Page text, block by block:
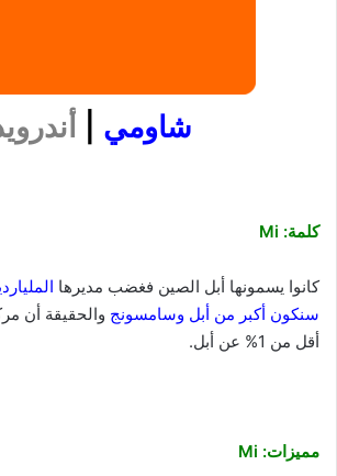
شاومي
كلمة: Mi
كانوا يسمونها أبل الصين فغضب مديرها
سنكون أكبر من أبل وسامسونج والحقيقة أن
أقل من 1% عن أبل.
مميزات: Mi